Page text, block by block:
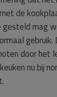
de
gesteld mag
gebruik.
door het
nu bij